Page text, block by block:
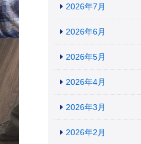
2026年7月
2026年6月
2026年5月
2026年4月
2026年3月
2026年2月